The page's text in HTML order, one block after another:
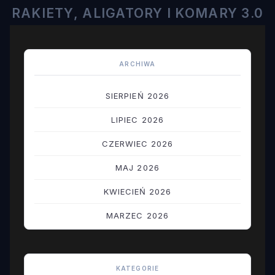
RAKIETY, ALIGATORY I KOMARY 3.0
ARCHIWA
SIERPIEŃ 2026
LIPIEC 2026
CZERWIEC 2026
MAJ 2026
KWIECIEŃ 2026
MARZEC 2026
KATEGORIE